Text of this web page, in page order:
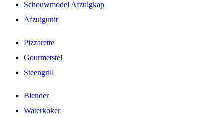
Schouwmodel Afzuigkap
Afzuigunit
Pizzarette
Gourmetstel
Steengrill
Blender
Waterkoker